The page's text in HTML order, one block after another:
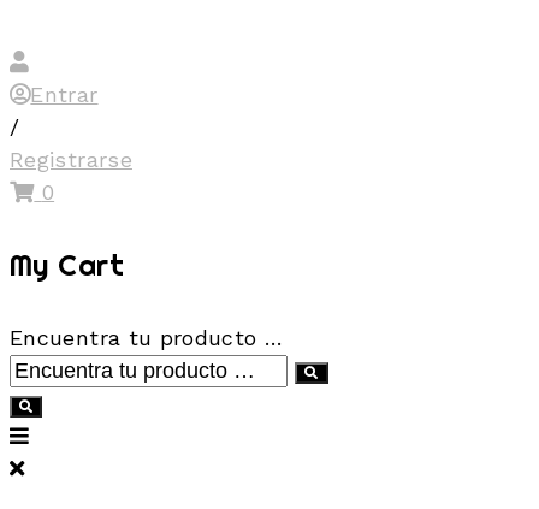
Entrar
/
Registrarse
0
My Cart
Encuentra tu producto …